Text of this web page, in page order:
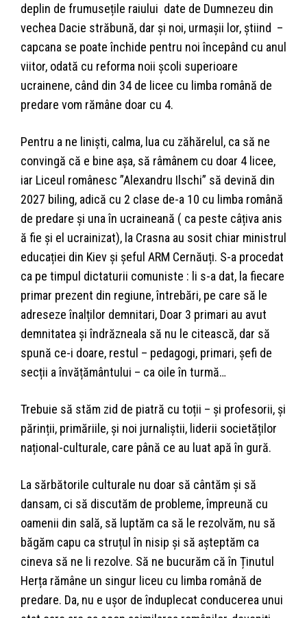
deplin de frumusețile raiului date de Dumnezeu din
vechea Dacie străbună, dar și noi, urmașii lor, știind –
capcana se poate închide pentru noi începând cu anul
viitor, odată cu reforma noii școli superioare
ucrainene, când din 34 de licee cu limba română de
predare vom rămâne doar cu 4.
Pentru a ne liniști, calma, lua cu zăhărelul, ca să ne
convingă că e bine așa, să râmânem cu doar 4 licee,
iar Liceul românesc ”Alexandru Ilschi” să devină din
2027 biling, adică cu 2 clase de-a 10 cu limba română
de predare și una în ucraineană ( ca peste câțiva anis
ă fie și el ucrainizat), la Crasna au sosit chiar ministrul
educației din Kiev și șeful ARM Cernăuți. S-a procedat
ca pe timpul dictaturii comuniste : li s-a dat, la fiecare
primar prezent din regiune, întrebări, pe care să le
adreseze înalților demnitari, Doar 3 primari au avut
demnitatea și îndrăzneala să nu le citească, dar să
spună ce-i doare, restul – pedagogi, primari, șefi de
secții a învățământului – ca oile în turmă…
Trebuie să stăm zid de piatră cu toții – și profesorii, și
părinții, primăriile, și noi jurnaliștii, liderii societăților
național-culturale, care până ce au luat apă în gură.
La sărbătorile culturale nu doar să cântăm și să
dansam, ci să discutăm de probleme, împreună cu
oamenii din sală, să luptăm ca să le rezolvăm, nu să
băgăm capu ca struțul în nisip și să așteptăm ca
cineva să ne li rezolve. Să ne bucurăm că în Ținutul
Herța rămâne un singur liceu cu limba română de
predare. Da, nu e ușor de înduplecat conducerea unui